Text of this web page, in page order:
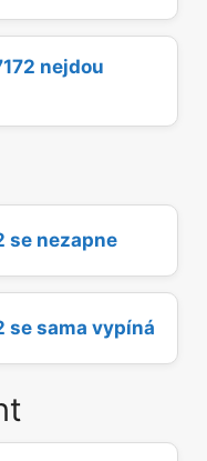
nejdou
se nezapne
se sama vypíná